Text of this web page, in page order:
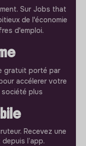
Sur Jobs that
de l'économie
d'emploi.
gratuit porté par
accélerer votre
plus
Recevez une
l’app.